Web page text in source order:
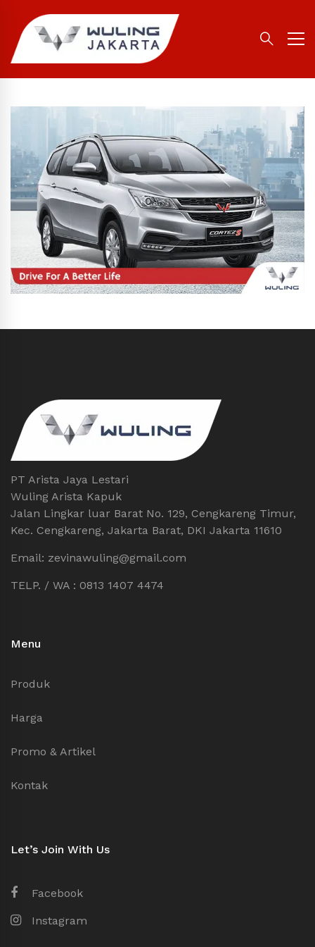
PT Arista Jaya Lestari
Wuling Arista Kapuk
Jalan Lingkar luar Barat No. 129, Cengkareng Timur,
Kec. Cengkareng, Jakarta Barat, DKI Jakarta 11610
Email: zevinawuling@gmail.com
TELP. / WA : 0813 1407 4474
Menu
Produk
Harga
Promo & Artikel
Kontak
Let’s Join With Us
Facebook
Instagram